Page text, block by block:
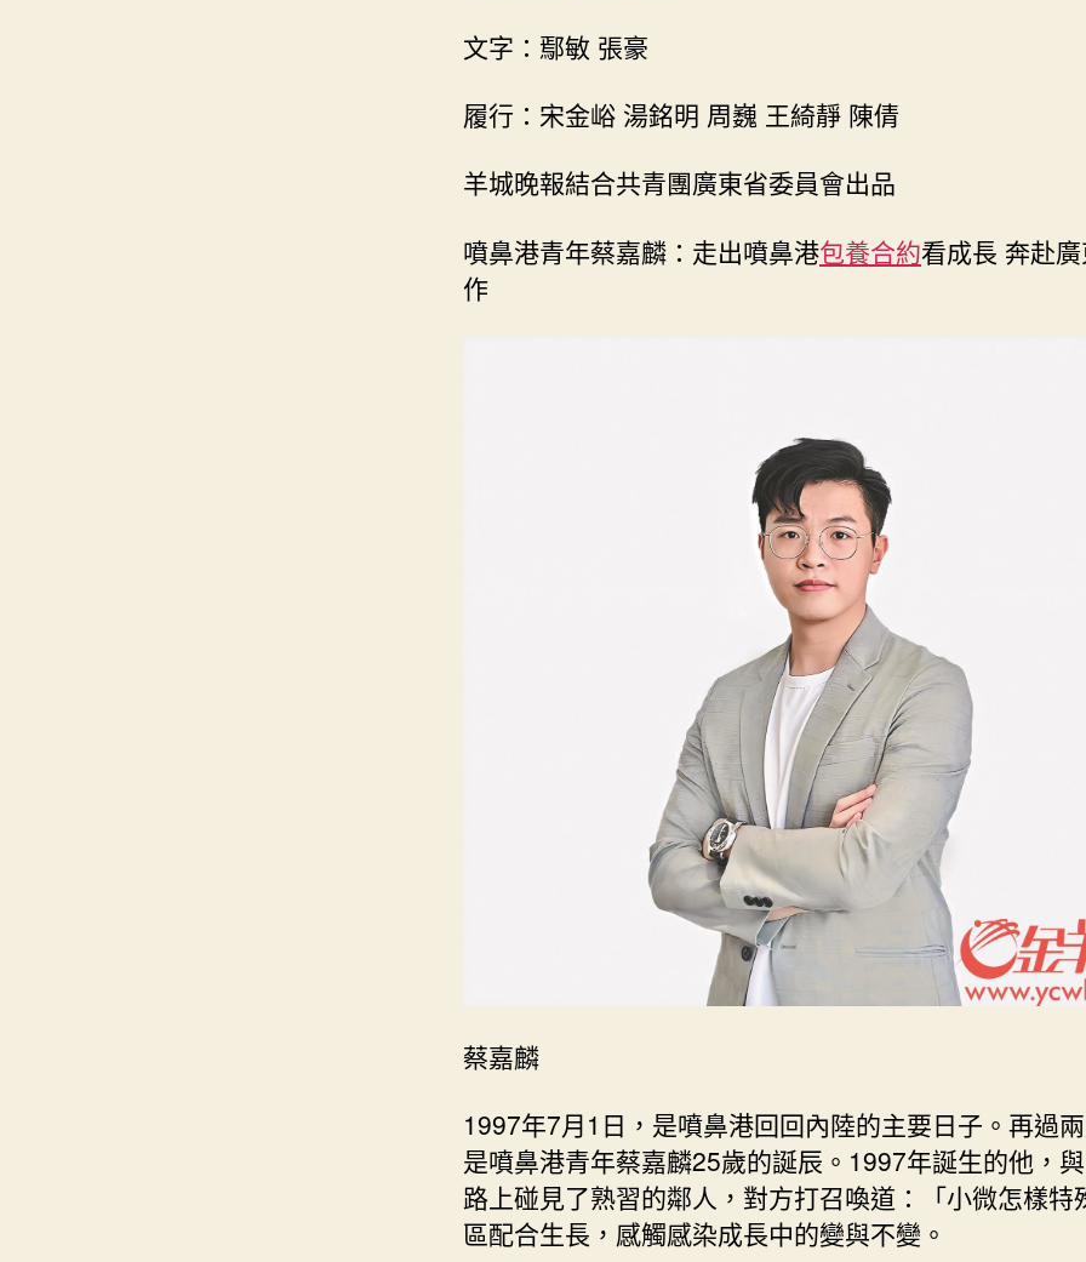
文字：鄢敏 張豪
履行：宋金峪 湯銘明 周巍 王綺靜 陳倩
羊城晚報結合共青團廣東省委員會出品
噴鼻港青年蔡嘉麟：走出噴鼻港包養合約看成長 奔赴
作
蔡嘉麟
1997年7月1日，是噴鼻港回回內陸的主要日子。再過
是噴鼻港青年蔡嘉麟25歲的誕辰。1997年誕生的他，
路上碰見了熟習的鄰人，對方打召喚道：「小微怎樣特
區配合生長，感觸感染成長中的變與不變。